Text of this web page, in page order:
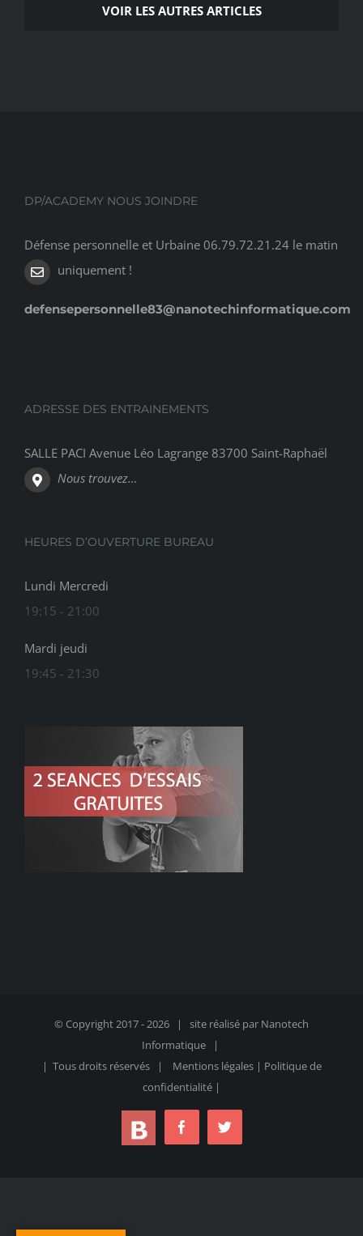
VOIR LES AUTRES ARTICLES
DP/ACADEMY NOUS JOINDRE
Défense personnelle et Urbaine 06.79.72.21.24 le matin
uniquement !
defensepersonnelle83@nanotechinformatique.com
ADRESSE DES ENTRAINEMENTS
SALLE PACI Avenue Léo Lagrange 83700 Saint-Raphaël
Nous trouvez…
HEURES D’OUVERTURE BUREAU
Lundi Mercredi
19:15 - 21:00
Mardi jeudi
19:45 - 21:30
© Copyright 2017 -2026 | site réalisé par Nanotech
Informatique |
| Tous droits réservés | Mentions légales| Politique de
confidentialité |
FacebookTwitter